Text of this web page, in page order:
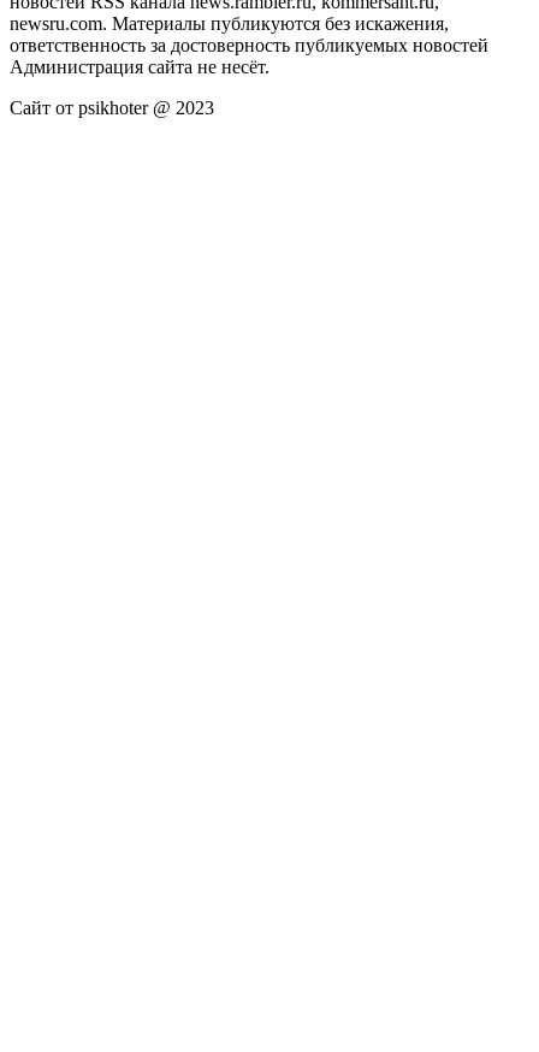
newsru.com. Материалы публикуются без искажения,
ответственность за достоверность публикуемых новостей
Администрация сайта не несёт.
Сайт от psikhoter @ 2023